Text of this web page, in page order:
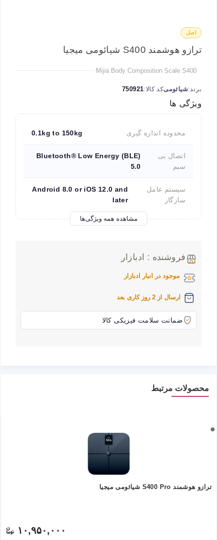
اصل
ترازو هوشمند S400 شیائومی میجیا
Mijia Body Composition Scale S400
برند:شیائومیکد کالا:750921
ویژگی ها
محدوده اندازه گیری 0.1kg to 150kg
اتصال بی
سیم
Bluetooth® Low Energy (BLE)
5.0
سیستم عامل
سازگار
Android 8.0 or iOS 12.0 and
later
مشاهده همه ویژگی‌ها
فروشنده : ادبازار
موجود در انبار ادبازار
ارسال از 2 روز کاری بعد
ضمانت سلامت فیزیکی کالا
محصولات مرتبط
ترازو هوشمند S400 Pro شیائومی میجیا
۱۰,۹۵۰,۰۰۰